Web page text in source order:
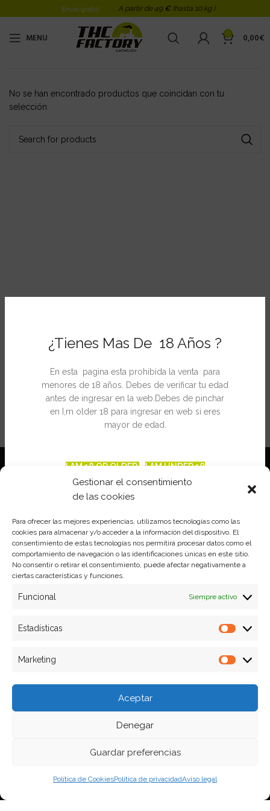
¿Tienes Mas De 18 Años ?
En esta pagina esta prohibida la venta para
menores de 18 años. Debes de verificar tu edad
antes de ingresar en la web.Debes de pinchar
en I,m older 18 para ingresar en web si eres
mayor de edad.
I AM 18 OR OLDER I AM UNDER 18
Gestionar el consentimiento
de las cookies
Para ofrecer las mejores experiencias, utilizamos tecnologías como las
cookies para almacenar y/o acceder a la información del dispositivo. El
consentimiento de estas tecnologías nos permitirá procesar datos como el
comportamiento de navegación o las identificaciones únicas en este sitio.
No consentir o retirar el consentimiento, puede afectar negativamente a
ciertas características y funciones.
Funcional Siempre activo
Estadísticas
Marketing
Aceptar
Denegar
Guardar preferencias
Política de CookiesPolítica de privacidadAviso legal
Envio gratis! A partir de 49 € (hasta 10 kg )
MENU 0 0,00€
No se han encontrado productos que coincidan con tu
selección.
Política de privacidad